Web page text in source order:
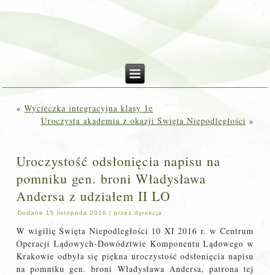
«Wycieczka integracyjna klasy 1e
Uroczysta akademia z okazji Święta Niepodległości »
Uroczystość odsłonięcia napisu na
pomniku gen. broni Władysława
Andersa z udziałem II LO
Dodane 15 listopada 2016 |przez dyrekcja
W wigilię Święta Niepodległości 10 XI 2016 r. w Centrum
Operacji Lądowych-Dowództwie Komponentu Lądowego w
Krakowie odbyła się piękna uroczystość odsłonięcia napisu
na pomniku gen. broni Władysława Andersa, patrona tej